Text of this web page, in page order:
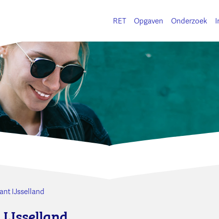
RET Opgaven Onderzoek
IJsselland